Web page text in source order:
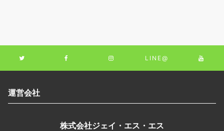
LINE@
運営会社
株式会社ジェイ・エス・エス